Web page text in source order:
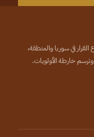
في سوريا والمنطقة،
وترسم خارطة الأولويات.